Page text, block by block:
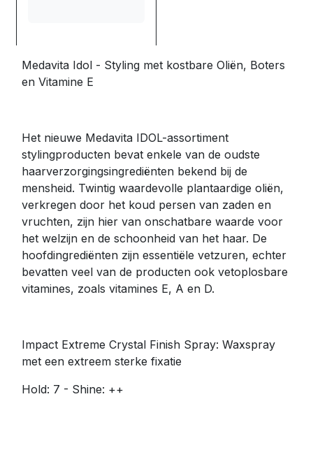
Medavita Idol - Styling met kostbare Oliën, Boters
en Vitamine E
Het nieuwe Medavita IDOL-assortiment
stylingproducten bevat enkele van de oudste
haarverzorgingsingrediënten bekend bij de
mensheid. Twintig waardevolle plantaardige oliën,
verkregen door het koud persen van zaden en
vruchten, zijn hier van onschatbare waarde voor
het welzijn en de schoonheid van het haar. De
hoofdingrediënten zijn essentiële vetzuren, echter
bevatten veel van de producten ook vetoplosbare
vitamines, zoals vitamines E, A en D.
Impact Extreme Crystal Finish Spray: Waxspray
met een extreem sterke fixatie
Hold: 7 - Shine: ++